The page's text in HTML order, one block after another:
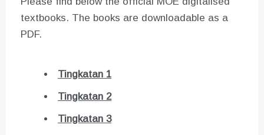
textbooks. The books are downloadable as a
PDF.
Tingkatan 1
Tingkatan 2
Tingkatan 3